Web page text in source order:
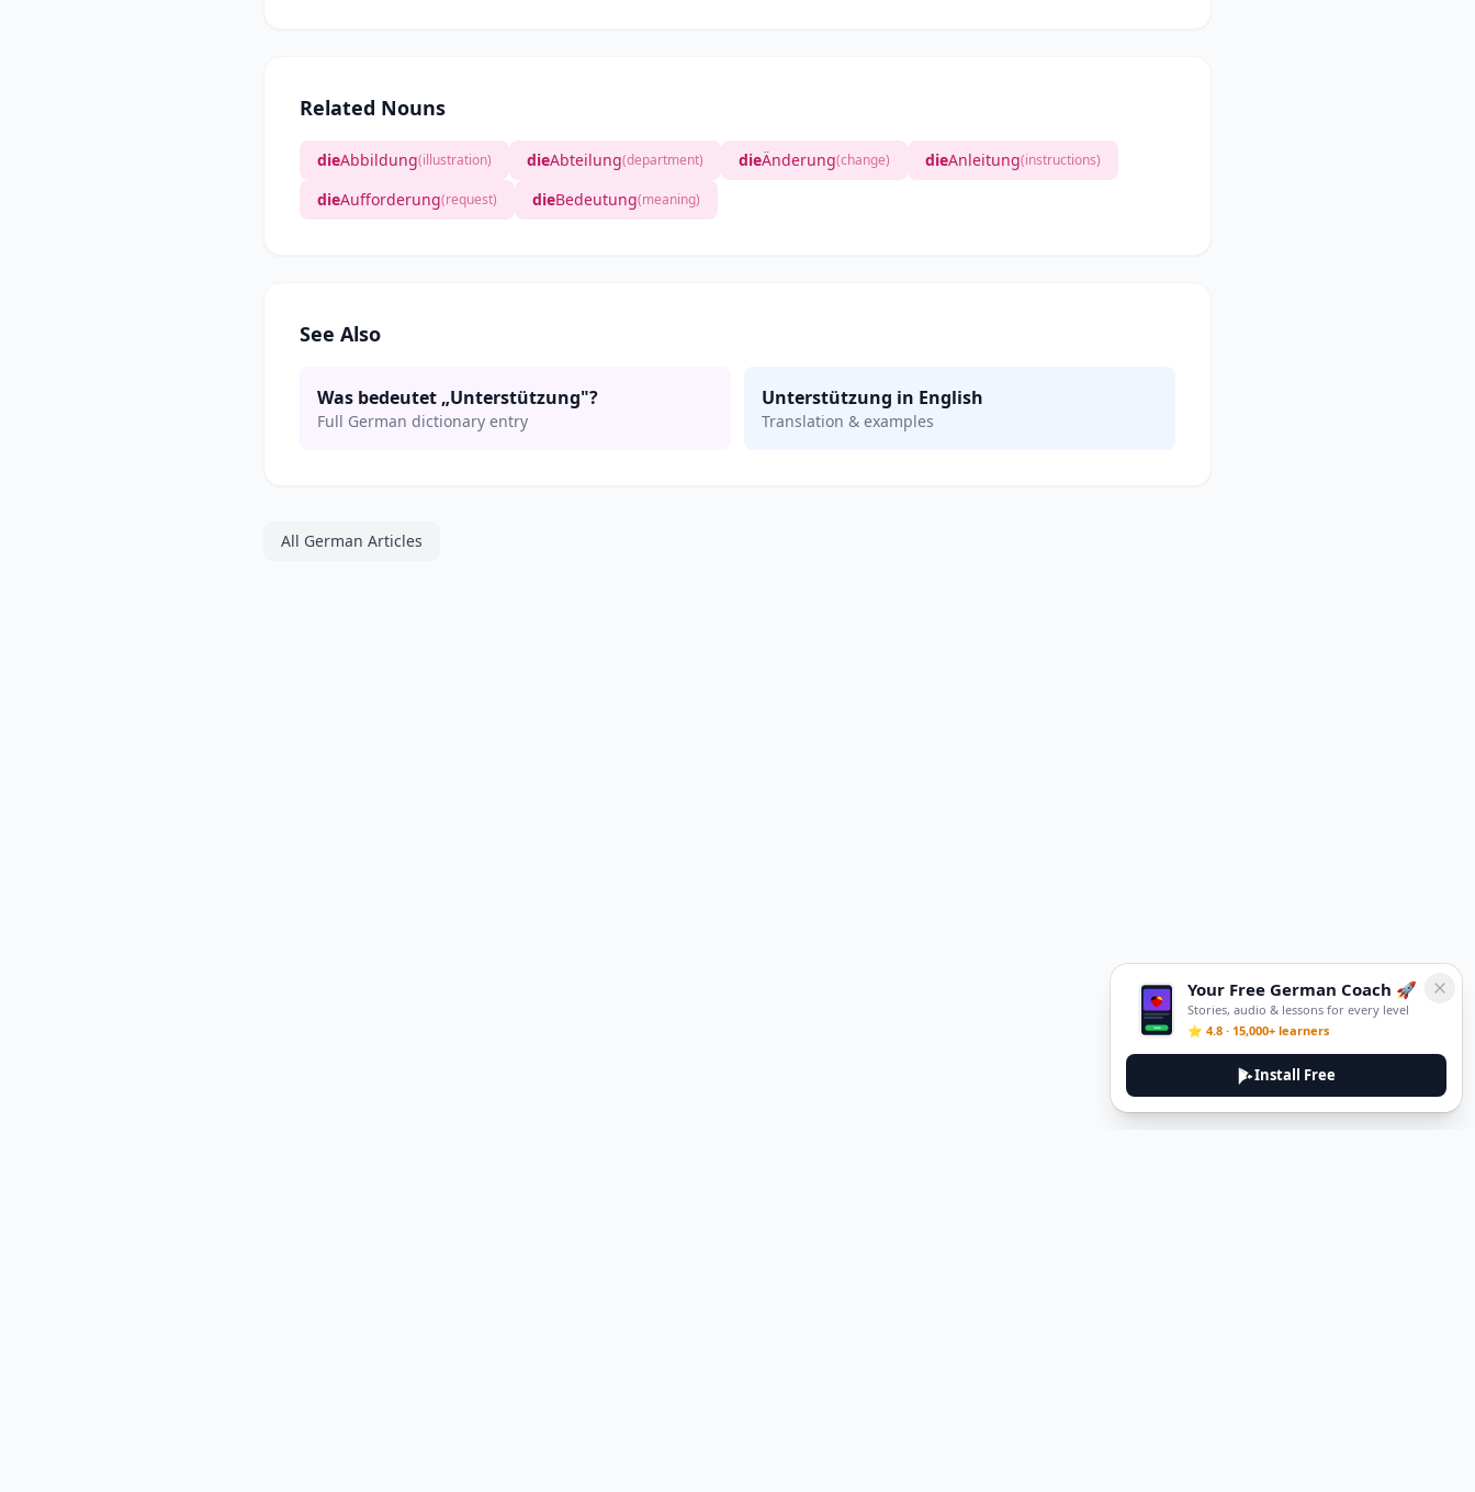
Related Nouns
dieAbbildung(illustration) dieAbteilung(department) dieÄnderung(change) dieAnleitung(instructions)
dieAufforderung(request) dieBedeutung(meaning)
See Also
Was bedeutet „Unterstützung"?
Full German dictionary entry
Unterstützung in English
Translation & examples
All German Articles
Your Free German Coach 🚀
Stories, audio & lessons for every level
⭐ 4.8 · 15,000+ learners
Install Free